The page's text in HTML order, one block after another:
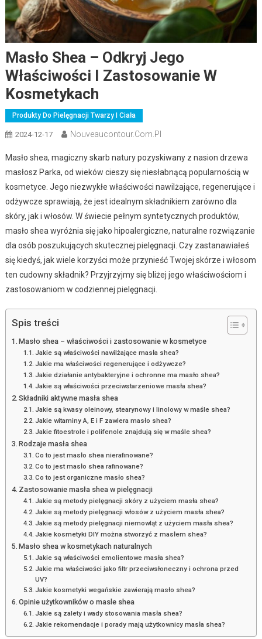
Masło Shea – Odkryj Jego
Właściwości I Zastosowanie W
Kosmetykach
Produkty Do Pielęgnacji Twarzy I Ciała
2024-12-17 Nouveaucontour.com.pl
Masło shea, magiczny skarb natury pozyskiwany z nasion drzewa
masłosz Parka, od wieków cieszy się niesłabnącą popularnością w
kosmetyce. Jego niezwykłe właściwości nawilżające, regenerujące i
odżywcze sprawiają, że jest idealnym składnikiem zarówno dla
skóry, jak i włosów. W świecie pełnym syntetycznych produktów,
masło shea wyróżnia się jako hipoalergiczne, naturalne rozwiązanie
dla osób poszukujących skutecznej pielęgnacji. Czy zastanawiałeś
się kiedyś, jak wiele korzyści może przynieść Twojej skórze i włosom
ten cudowny składnik? Przyjrzyjmy się bliżej jego właściwościom i
zastosowaniom w codziennej pielęgnacji.
Spis treści
Masło shea – właściwości i zastosowanie w kosmetyce
Jakie są właściwości nawilżające masła shea?
Jakie ma właściwości regenerujące i odżywcze?
Jakie działanie antybakteryjne i ochronne ma masło shea?
Jakie są właściwości przeciwstarzeniowe masła shea?
Składniki aktywne masła shea
Jakie są kwasy oleinowy, stearynowy i linolowy w maśle shea?
Jakie witaminy A, E i F zawiera masło shea?
Jakie fitoestrole i polifenole znajdują się w maśle shea?
Rodzaje masła shea
Co to jest masło shea nierafinowane?
Co to jest masło shea rafinowane?
Co to jest organiczne masło shea?
Zastosowanie masła shea w pielęgnacji
Jakie są metody pielęgnacji skóry z użyciem masła shea?
Jakie są metody pielęgnacji włosów z użyciem masła shea?
Jakie są metody pielęgnacji niemowląt z użyciem masła shea?
Jakie kosmetyki DIY można stworzyć z masłem shea?
Masło shea w kosmetykach naturalnych
Jakie są właściwości emolientowe masła shea?
Jakie ma właściwości jako filtr przeciwsłoneczny i ochrona przed
UV?
Jakie kosmetyki wegańskie zawierają masło shea?
Opinie użytkowników o masle shea
Jakie są zalety i wady stosowania masła shea?
Jakie rekomendacje i porady mają użytkownicy masła shea?